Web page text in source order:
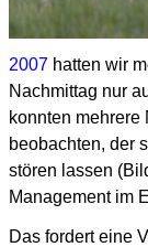
2007 hatten wir
Nachmittag nur
konnten
beobachten, der
stören lassen
Management im
Das fordert eine